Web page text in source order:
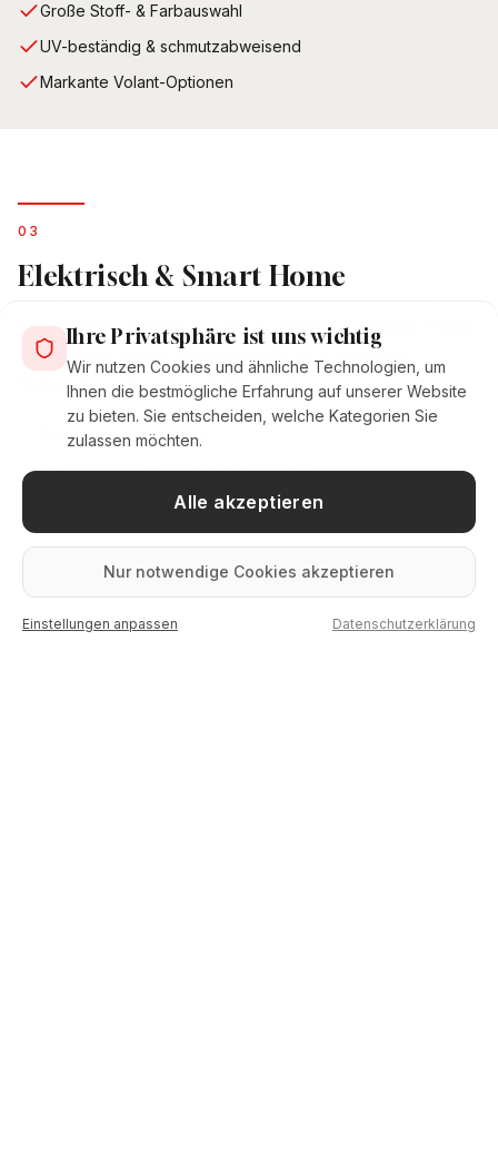
Große Stoff- & Farbauswahl
UV-beständig & schmutzabweisend
Markante Volant-Optionen
0 3
Elektrisch & Smart Home
Komfortable Bedienung per Funkmotor, Wandschalter
oder Smart Home. Ihre Markise ist in wenigen
Sekunden aus- oder eingefahren.
Funkmotor nachrüstbar
Steuerung per App & Sprachassistent
Wetterautomatik mit Sensoren
Ihre Privatsphäre ist uns wichtig
Wir nutzen Cookies und ähnliche Technologien, um
Ihnen die bestmögliche Erfahrung auf unserer Website
zu bieten. Sie entscheiden, welche Kategorien Sie
zulassen möchten.
Alle akzeptieren
Nur notwendige Cookies akzeptieren
Einstellungen anpassen Datenschutzerklärung